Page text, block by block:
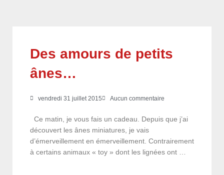
Des amours de petits
ânes…
vendredi 31 juillet 2015 Aucun commentaire
Ce matin, je vous fais un cadeau. Depuis que j’ai
découvert les ânes miniatures, je vais
d’émerveillement en émerveillement. Contrairement
à certains animaux « toy » dont les lignées ont …